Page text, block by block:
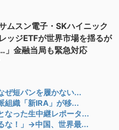
ムスン電子・SKハイニック
ッジETFが世界市場を揺るが
」金融当局も緊急対応
ぜ短パンを履かない...
組織「新IRA」が移...
なった生中継レポータ...
な！」→中国、世界最...